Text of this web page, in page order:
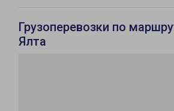
Грузоперевозки по
Ялта